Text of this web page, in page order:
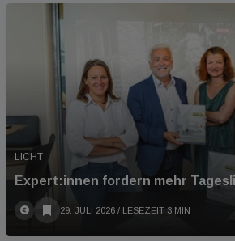
LICHT
Expert:innen fordern mehr
29. JULI 2026 / LESEZEIT 3 MIN